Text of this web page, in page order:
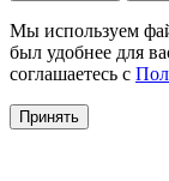
Мы используем
был удобнее для
соглашаетесь с
Принять